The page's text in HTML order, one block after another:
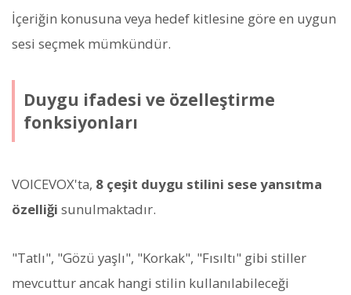
İçeriğin konusuna veya hedef kitlesine göre en uygun
sesi seçmek mümkündür.
Duygu ifadesi ve özelleştirme
fonksiyonları
VOICEVOX'ta, 8 çeşit duygu stilini sese yansıtma
özelliği sunulmaktadır.
"Tatlı", "Gözü yaşlı", "Korkak", "Fısıltı" gibi stiller
mevcuttur ancak hangi stilin kullanılabileceği